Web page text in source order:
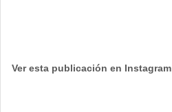
Ver esta publicación en Instagram